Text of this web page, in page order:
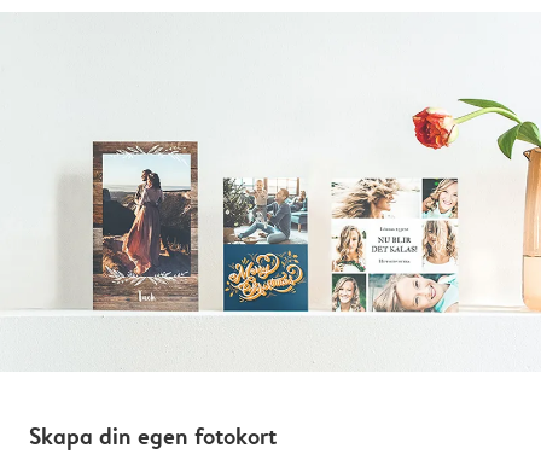
Skapa din egen fotokort